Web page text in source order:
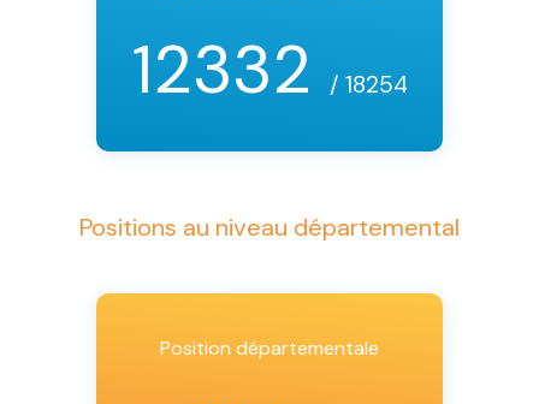
12332 / 18254
Positions au niveau départemental
Position départementale